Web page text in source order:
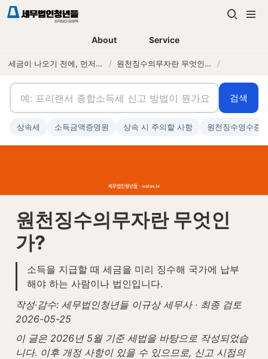
About Service
세금이 나오기 전에, 먼저 연락하는 세무법인 / 원천징수의무자란 무엇인가? /
원천징수의무자란 무엇인
가?
소득을 지급할 때 세금을 미리 징수해 국가에 납부
해야 하는 사람이나 법인입니다.
작성·감수: 세무법인청년들 이규상 세무사 · 최종 검토
2026-05-25
이 글은 2026년 5월 기준 세법을 바탕으로 작성되었습
니다. 이후 개정 사항이 있을 수 있으므로, 신고 시점의
검색
상속세 소득금액증명원 상속 시 주의할 사항 원천징수영수증